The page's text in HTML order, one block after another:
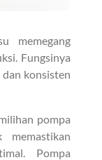
memegang
Fungsinya
konsisten
pompa
Pompa